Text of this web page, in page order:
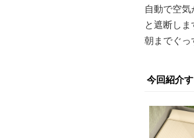
自動で空
と遮断しま
朝までぐっ
今回紹介